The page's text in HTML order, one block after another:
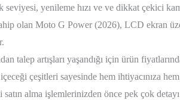
seviyesi, yenileme hızı ve ve dikkat çekici
olan Moto G Power (2026), LCD ekran
talep artışları yaşandığı için ürün
çeşitleri sayesinde hem ihtiyacınıza
alma işlemlerinizden önce pek çok